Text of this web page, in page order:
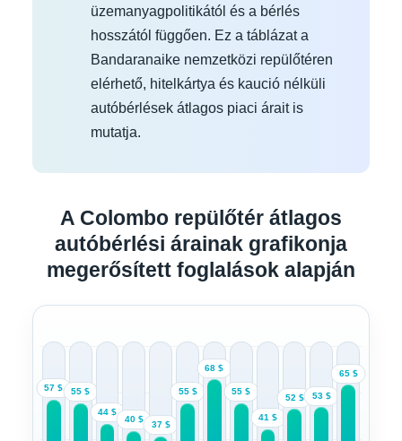
üzemanyagpolitikától és a bérlés
hosszától függően. Ez a táblázat a
Bandaranaike nemzetközi repülőtéren
elérhető, hitelkártya és kaució nélküli
autóbérlések átlagos piaci árait is
mutatja.
A Colombo repülőtér átlagos
autóbérlési árainak grafikonja
megerősített foglalások alapján
57 $ 55 $
44 $
40 $
37 $
55 $
68 $
55 $
41 $
52 $ 53 $
65 $